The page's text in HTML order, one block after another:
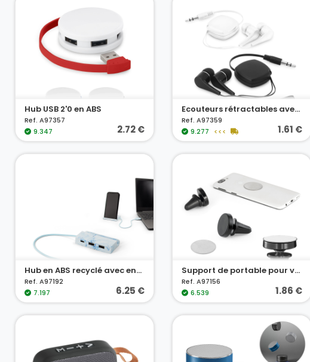
Hub USB 2'0 en ABS
Ref. A97357
9.347
2.72 €
Ecouteurs rétractables avec câble
Ref. A97359
9.277
<<< 1.61 €
Hub en ABS recyclé avec entrées et sorties principales
Ref. A97192
7.197
6.25 €
Support de portable pour voiture en aluminium
Ref. A97156
6.539
1.86 €